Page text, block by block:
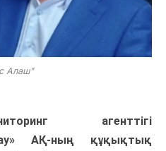
Алаш"
агенттігі
АҚ-ның құқықтық